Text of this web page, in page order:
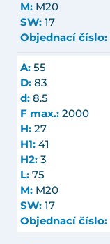
M: M20
SW: 17
Objednací číslo:
A: 55
D: 83
d: 8.5
F max.: 2000
H: 27
H1: 41
H2: 3
L: 75
M: M20
SW: 17
Objednací číslo: